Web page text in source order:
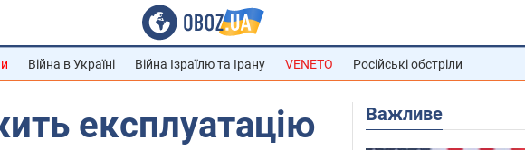
Війна в Україні Війна Ізраїлю та Ірану VENETO Російські обстріли
експлуатацію
Важливе